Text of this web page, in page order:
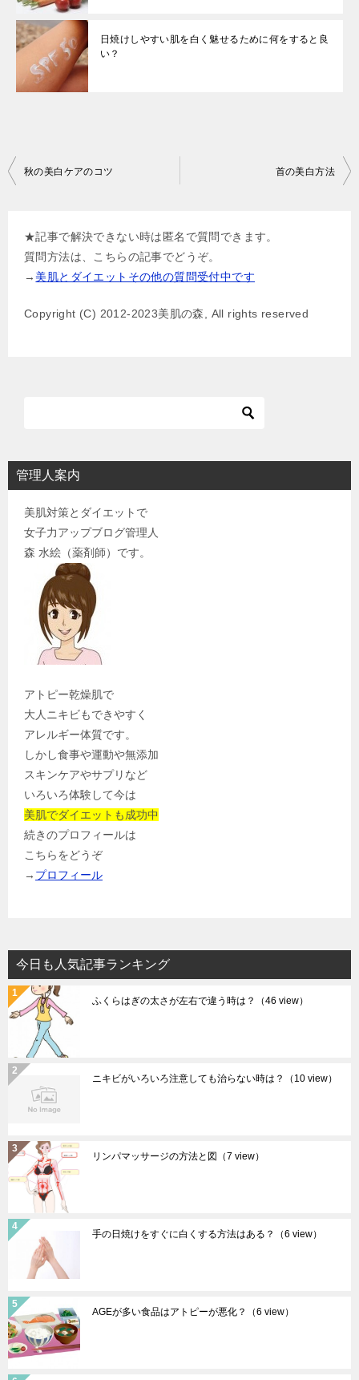
日焼けしやすい肌を白く魅せるために何をすると良
い？
投
秋の美白ケアのコツ 首の美白方法
★記事で解決できない時は匿名で質問できます。
質問方法は、こちらの記事でどうぞ。
→ 美肌とダイエットその他の質問受付中です
Copyright (C) 2012-2023美肌の森, All rights reserved
管理人案内
美肌対策とダイエットで
女子力アップブログ管理人
森 水絵（薬剤師）です。
アトピー乾燥肌で
大人ニキビもできやすく
アレルギー体質です。
しかし食事や運動や無添加
スキンケアやサプリなど
いろいろ体験して今は
美肌でダイエットも成功中
続きのプロフィールは
こちらをどうぞ
→ プロフィール
今日も人気記事ランキング
ふくらはぎの太さが左右で違う時は？ （46 view）
ニキビがいろいろ注意しても治らない時は？ （10 view）
リンパマッサージの方法と図 （7 view）
手の日焼けをすぐに白くする方法はある？ （6 view）
AGEが多い食品はアトピーが悪化？ （6 view）